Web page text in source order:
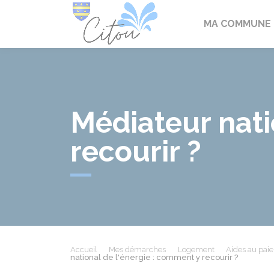
MA COMMUNE
Médiateur
recourir ?
Accueil Mes démarches Logement Aides au
national de l'énergie : comment y recourir ?